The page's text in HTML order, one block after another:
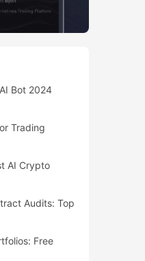
Bot 2024
Trading
AI Crypto
Audits: Top
Free